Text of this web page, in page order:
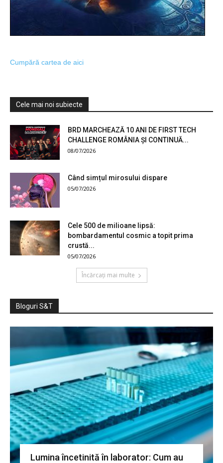
Cumpără cartea de aici
Cele mai noi subiecte
BRD MARCHEAZĂ 10 ANI DE FIRST TECH
CHALLENGE ROMÂNIA ȘI CONTINUĂ...
08/07/2026
Când simțul mirosului dispare
05/07/2026
Cele 500 de milioane lipsă:
bombardamentul cosmic a topit prima
crustă...
05/07/2026
Încărcați mai multe
Bloguri S&T
Lumina încetinită în laborator: Cum au